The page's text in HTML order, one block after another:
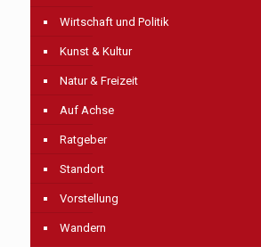
Wirtschaft und Politik
Kunst & Kultur
Natur & Freizeit
Auf Achse
Ratgeber
Standort
Vorstellung
Wandern